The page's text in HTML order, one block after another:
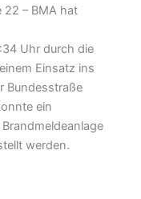
Uhr durch die
Einsatz ins
Bundesstraße
ein
werden.